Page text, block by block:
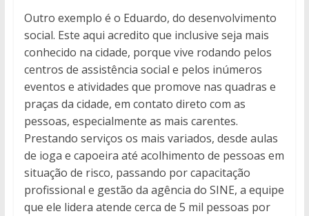
Outro exemplo é o Eduardo, do desenvolvimento
social. Este aqui acredito que inclusive seja mais
conhecido na cidade, porque vive rodando pelos
centros de assistência social e pelos inúmeros
eventos e atividades que promove nas quadras e
praças da cidade, em contato direto com as
pessoas, especialmente as mais carentes.
Prestando serviços os mais variados, desde aulas
de ioga e capoeira até acolhimento de pessoas em
situação de risco, passando por capacitação
profissional e gestão da agência do SINE, a equipe
que ele lidera atende cerca de 5 mil pessoas por